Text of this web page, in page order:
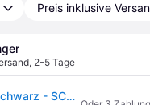
Preis inklusive
, 2–5 Tage
Sandro Krawatte schwarz - SCHWARZ - one size